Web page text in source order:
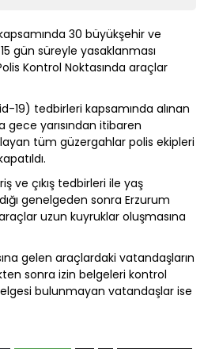
30 büyükşehir ve
gün süreyle yasaklanması
Kontrol Noktasında araçlar
19) tedbirleri kapsamında alınan
yarısından itibaren
tüm güzergahlar polis ekipleri
ve çıkış tedbirleri ile yaş
genelgeden sonra Erzurum
uzun kuyruklar oluşmasına
gelen araçlardaki vatandaşların
sonra izin belgeleri kontrol
bulunmayan vatandaşlar ise